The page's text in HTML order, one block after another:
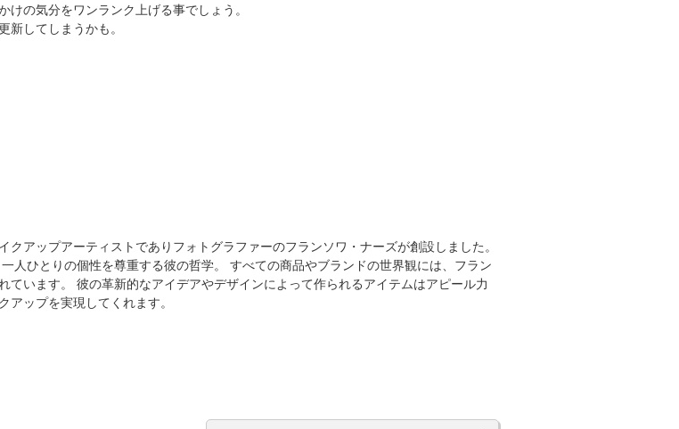
けの気分をワンランク上げる事でしょう。
新してしまうかも。
アップアーティストでありフォトグラファーのフランソワ・ナーズが創設しました。
人ひとりの個性を尊重する彼の哲学。 すべての商品やブランドの世界観には、フラン
ています。 彼の革新的なアイデアやデザインによって作られるアイテムはアピール力
アップを実現してくれます。